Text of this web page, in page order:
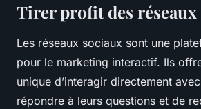
Tirer profit des réseaux
Les réseaux sociaux sont une
pour le marketing interactif. Ils
unique d’interagir directement
répondre à leurs questions et de